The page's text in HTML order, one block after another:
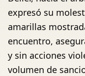
expresó su
amarillas
encuentro,
y sin acciones
volumen de